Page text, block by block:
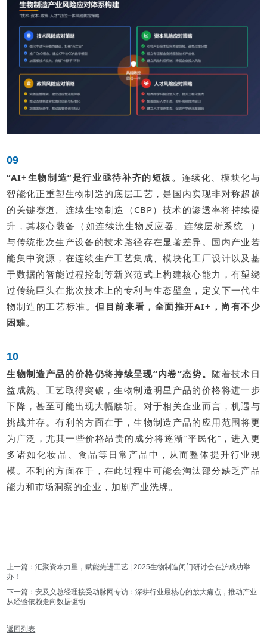
09
“AI+生物制造”是行业亟待补齐的短板。 连续化、模块化与
智能化正重塑生物制造的底层工艺，是国内实现非对称超越
的关键赛道。连续生物制造（CBP）技术的渗透率将持续提
升，其核心装备（如连续流生物反应器、 连续层析系统
）
与传统批次生产设备的技术路径存在显著差异。国内产业若
能集中资源，在连续生产工艺集成、模块化工厂设计以及基
于数据的智能过程控制等新兴范式上构建核心能力，有望绕
过传统巨头在批次技术上的专利与生态壁垒，定义下一代生
物制造的工艺标准。但目前来看，全面推开AI+，尚有不少
困难。
10
生物制造产品的价格仍将持续呈现“内卷”态势。随着技术日
益成熟、工艺取得突破，生物制造明星产品的价格将进一步
下降，甚至可能出现大幅腰斩。对于相关企业而言，机遇与
挑战并存。有利的方面在于，生物制造产品的应用范围将更
为广泛，尤其一些价格昂贵的成分将逐渐“平民化”，进入更
多诸如化妆品、食品等日常产品中，从而整体提升行业规
模。不利的方面在于，在此过程中可能会淘汰部分缺乏产品
能力和市场洞察的企业，加剧产业洗牌。
上一篇：汇聚资本力量，赋能先进工艺 | 2025生物制造闭门研讨会在沪成功举
办！
下一篇：安及义总经理接受动脉网专访：深耕行业最核心的放大痛点，推动产业
从经验依赖走向数据驱动
返回列表